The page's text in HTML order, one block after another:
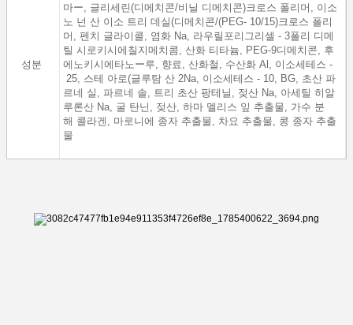
성분
마ー
글리세린(디메치콘/비닐 디메치콘)크로스 폴리머
이소
노 넌 산 이소 트리 데실(디메치콘/(PEG‐ 10/15)크로스 폴리
머
펜치 글라이콜 염화 Na 라우릴포리그리셀 ‐ 3폴리 디메
틸 시로키시에칠지메치콤 산화 티타늄, PEG-9디메치콘,
후
에노키시에타노ー루 , 향료 산화철 수산화 Al 이소세테스 ‐
25 스테 아로(글루탐 산 2Na 이소세테스 ‐ 10 BG 초산 파
르네 실
파르네 솔 트리 초산 팡테닐 젖산 Na 아세틸 히알
루론산 Na , 굴 탄닌, 젖산 하마 멜리스 잎 추출물, 가수 분
해 콜라겐 마로니에 종자 추출물, 차요 추출물, 콩 종자 추출
물